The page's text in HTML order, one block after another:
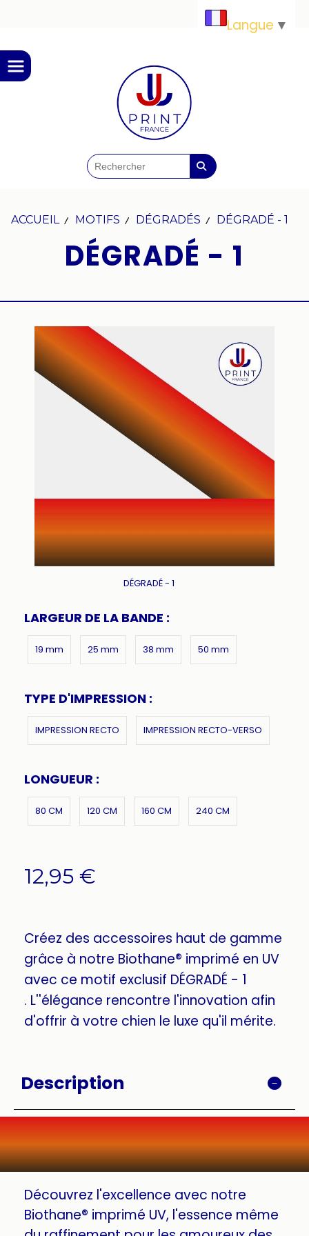
ACCUEIL MOTIFS DÉGRADÉS DÉGRADÉ - 1
DÉGRADÉ - 1
DÉGRADÉ - 1
LARGEUR DE LA BANDE :
19 mm 25 mm 38 mm 50 mm
TYPE D'IMPRESSION :
IMPRESSION RECTO IMPRESSION RECTO-VERSO
LONGUEUR :
80 CM 120 CM 160 CM 240 CM
12,95 €
Créez des accessoires haut de gamme
grâce à notre Biothane® imprimé en UV
avec ce motif exclusif DÉGRADÉ - 1
. L''élégance rencontre l'innovation afin
d'offrir à votre chien le luxe qu'il mérite.
Description
Découvrez l'excellence avec notre
Biothane® imprimé UV, l'essence même
Langue ▼